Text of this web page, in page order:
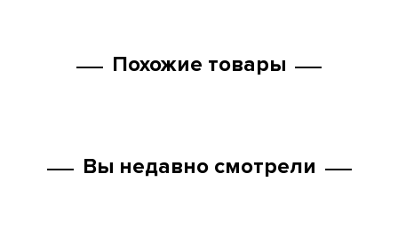
Похожие товары
Вы недавно смотрели